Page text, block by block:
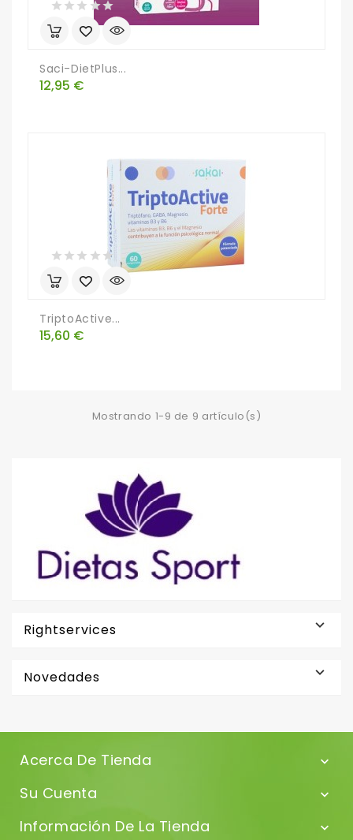
Saci-DietPlus...
Precio
12,95 €
TriptoActive...
Precio
15,60 €
Mostrando 1-9 de 9 artículo(s)
Rightservices 
Novedades 
Acerca De Tienda 
Su Cuenta 
Información De La Tienda 